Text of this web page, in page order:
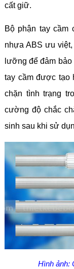
cất giữ.
Bộ phận tay cầm
nhựa ABS ưu
lưỡng để đảm
tay cầm được tạo
chặn tình trạng
cường độ chắc
sinh sau khi sử
Hình ảnh: